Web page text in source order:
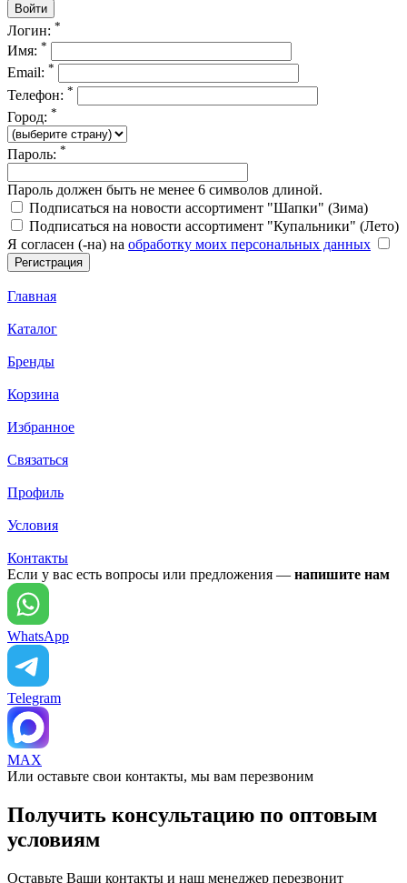
Логин: *
Имя: *
Email: *
Телефон: *
Город: *
Пароль: *
Пароль должен быть не менее 6 символов длиной.
Подписаться на новости ассортимент "Шапки" (Зима)
Подписаться на новости ассортимент "Купальники" (Лето)
Я согласен (-на) на обработку моих персональных данных
Главная
Каталог
Бренды
Корзина
Избранное
Связаться
Профиль
Условия
Контакты
Если у вас есть вопросы или предложения — напишите нам
WhatsApp
Telegram
MAX
Или оставьте свои контакты, мы вам перезвоним
Получить консультацию по оптовым
условиям
Оставьте Ваши контакты и наш менеджер перезвонит